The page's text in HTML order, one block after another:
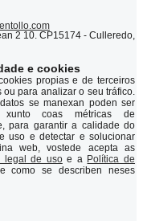
2 10. CP15174 - Culleredo,
e cookies
propias e de terceiros
para analizar o seu tráfico.
se manexan poden ser
xunto coas métricas de
para garantir a calidade do
uso e detectar e solucionar
web, vostede acepta as
legal de usoe a Política de
como se describen neses